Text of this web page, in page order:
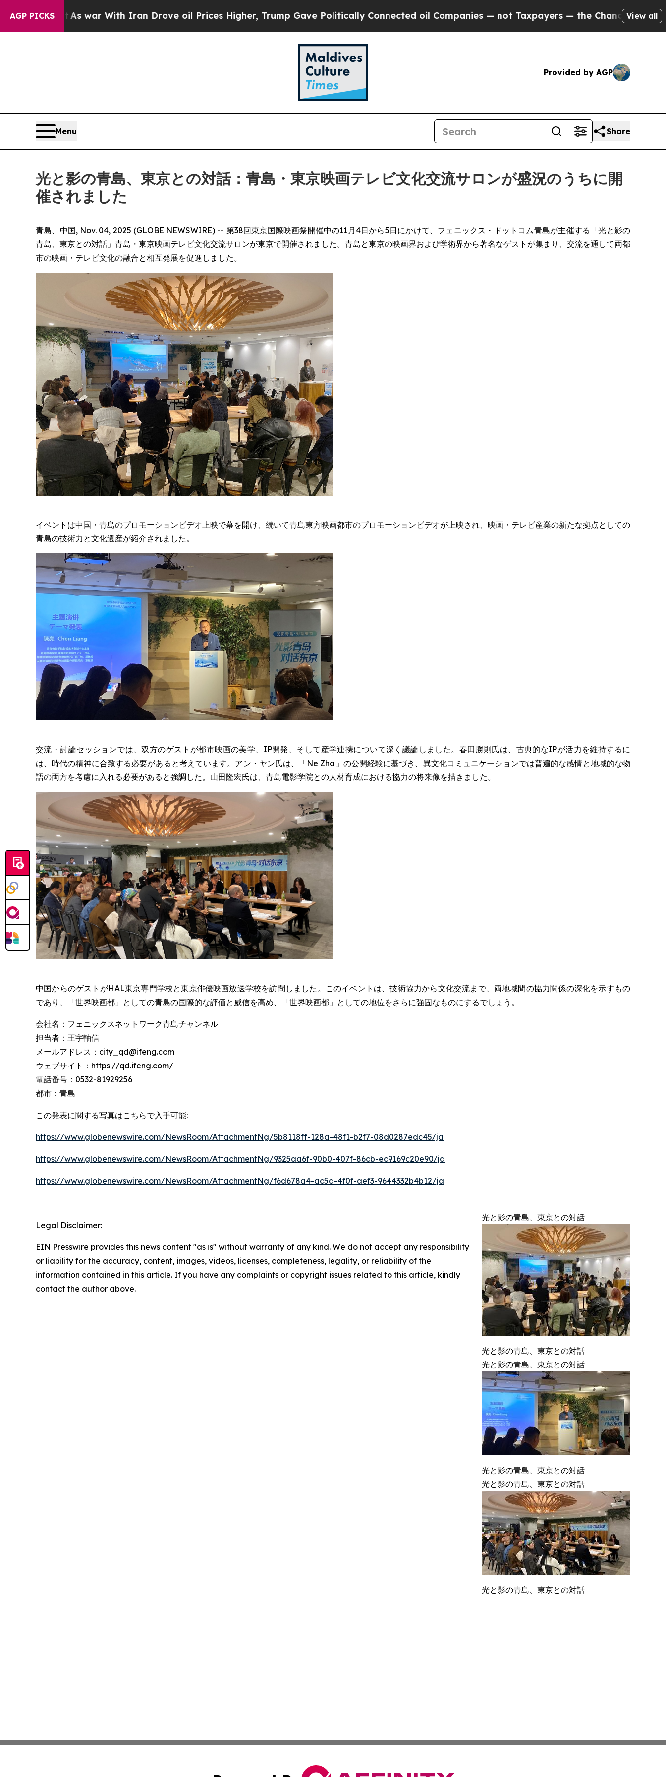
AGP PICKS
war With Iran Drove oil Prices Higher, Trump Gave Politically Connected oil Companies — not Taxpayers — the Chance to Cash in on Publicly
View all
Provided by AGP
Menu Share
光と影の青島、東京との対話：青島・東京映画テレビ文化交流サロンが盛況のうちに開
催されました
青島、中国, Nov. 04, 2025 (GLOBE NEWSWIRE) -- 第38回東京国際映画祭開催中の11月4日から5日にかけて、フェニックス・ドットコム青島が主催する「光と影の
青島、東京との対話」青島・東京映画テレビ文化交流サロンが東京で開催されました。青島と東京の映画界および学術界から著名なゲストが集まり、交流を通して両都
市の映画・テレビ文化の融合と相互発展を促進しました。
イベントは中国・青島のプロモーションビデオ上映で幕を開け、続いて青島東方映画都市のプロモーションビデオが上映され、映画・テレビ産業の新たな拠点としての
青島の技術力と文化遺産が紹介されました。
交流・討論セッションでは、双方のゲストが都市映画の美学、IP開発、そして産学連携について深く議論しました。春田勝則氏は、古典的なIPが活力を維持するに
は、時代の精神に合致する必要があると考えています。アン・ヤン氏は、「Ne Zha」の公開経験に基づき、異文化コミュニケーションでは普遍的な感情と地域的な物
語の両方を考慮に入れる必要があると強調した。山田隆宏氏は、青島電影学院との人材育成における協力の将来像を描きました。
中国からのゲストがHAL東京専門学校と東京俳優映画放送学校を訪問しました。このイベントは、技術協力から文化交流まで、両地域間の協力関係の深化を示すもの
であり、「世界映画都」としての青島の国際的な評価と威信を高め、「世界映画都」としての地位をさらに強固なものにするでしょう。
会社名：フェニックスネットワーク青島チャンネル
担当者：王宇軸信
メールアドレス：city_qd@ifeng.com
ウェブサイト：https://qd.ifeng.com/
電話番号：0532-81929256
都市：青島
この発表に関する写真はこちらで入手可能:
https://www.globenewswire.com/NewsRoom/AttachmentNg/5b8118ff-128a-48f1-b2f7-08d0287edc45/ja
https://www.globenewswire.com/NewsRoom/AttachmentNg/9325aa6f-90b0-407f-86cb-ec9169c20e90/ja
https://www.globenewswire.com/NewsRoom/AttachmentNg/f6d678a4-ac5d-4f0f-aef3-9644332b4b12/ja
光と影の青島、東京との対話
光と影の青島、東京との対話
光と影の青島、東京との対話
光と影の青島、東京との対話
光と影の青島、東京との対話
光と影の青島、東京との対話
Legal Disclaimer:
EIN Presswire provides this news content "as is" without warranty of any kind. We do not accept any responsibility
or liability for the accuracy, content, images, videos, licenses, completeness, legality, or reliability of the
information contained in this article. If you have any complaints or copyright issues related to this article, kindly
contact the author above.